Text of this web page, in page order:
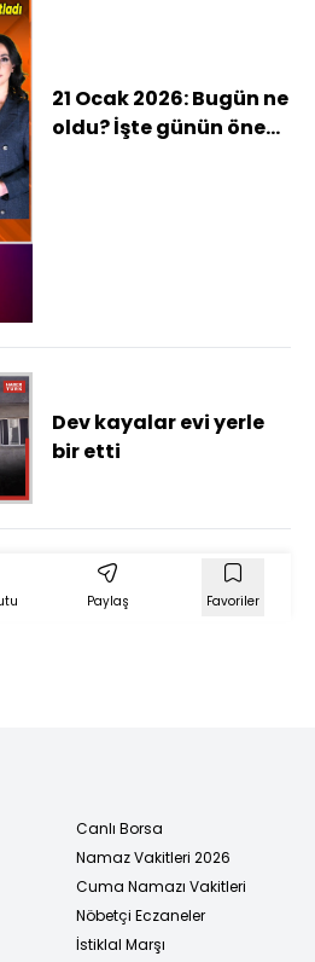
21 Ocak 2026: Bugün ne
oldu? İşte günün öne
Dev kayalar evi yerle
bir etti
Paylaş Favoriler
Canlı Borsa
Namaz Vakitleri 2026
Cuma Namazı Vakitleri
Nöbetçi Eczaneler
İstiklal Marşı